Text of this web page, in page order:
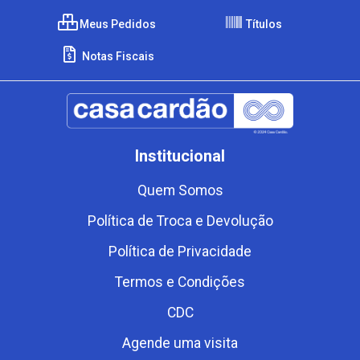
Meus Pedidos Títulos
Notas Fiscais
Institucional
Quem Somos
Política de Troca e Devolução
Política de Privacidade
Termos e Condições
CDC
Agende uma visita